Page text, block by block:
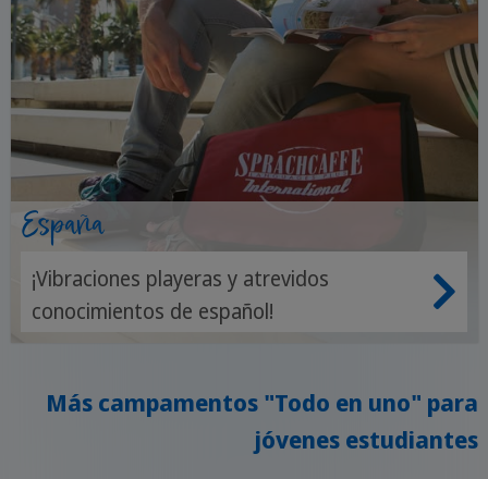
España
¡Vibraciones playeras y atrevidos
conocimientos de español!
Más campamentos "Todo en uno" para
jóvenes estudiantes